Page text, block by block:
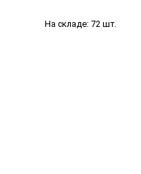
На складе: 72 шт.